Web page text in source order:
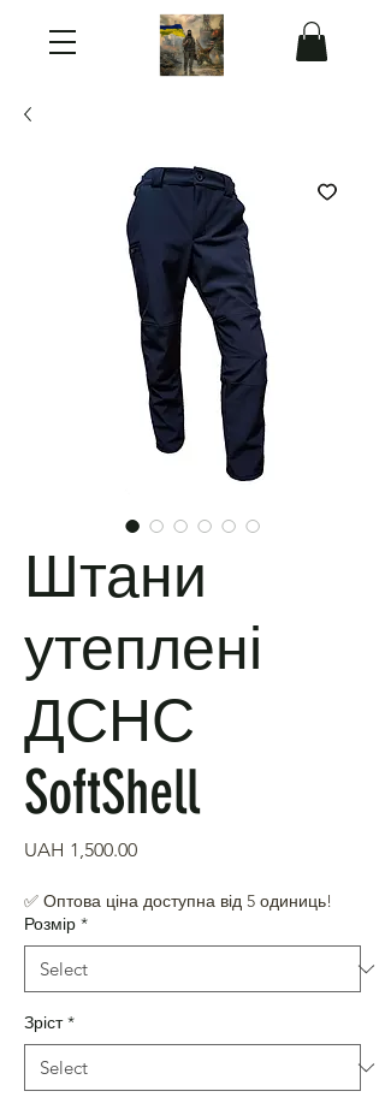
Штани
утеплені
ДСНС
SoftShell
UAH 1,500.00Price
✅ Оптова ціна доступна від 5 одиниць!
Розмір *
Зріст *